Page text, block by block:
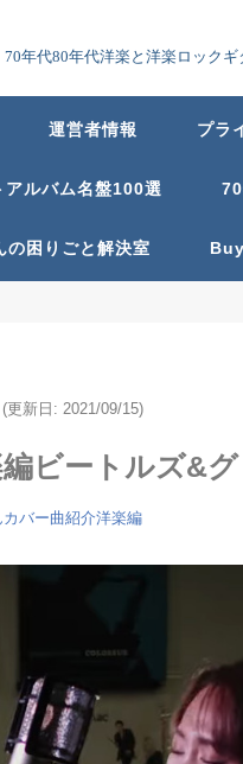
年代80年代洋楽と洋楽ロック
運営者情報 プラ
ルバム名盤100選
の困りごと解決室
(更新日: 2021/09/15)
ビートルズ&
バー曲紹介洋楽編